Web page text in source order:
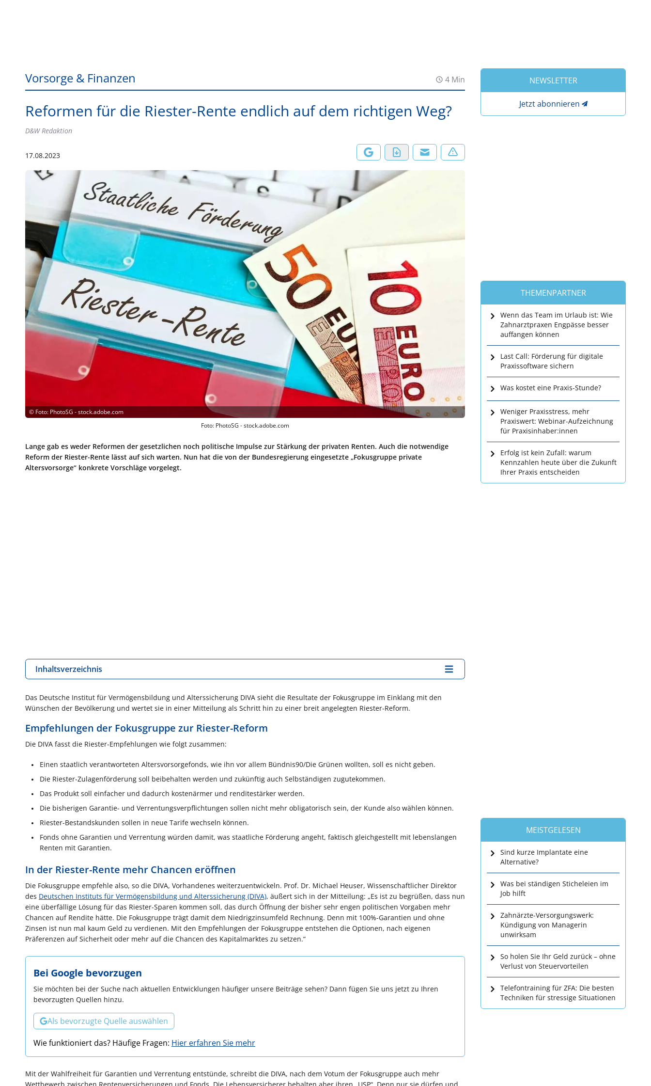
Vorsorge & Finanzen 4 Min
Reformen für die Riester-Rente endlich auf dem richtigen Weg?
D&W Redaktion
17.08.2023
© Foto: PhotoSG - stock.adobe.com
Foto: PhotoSG - stock.adobe.com
Lange gab es weder Reformen der gesetzlichen noch politische Impulse zur Stärkung der privaten Renten. Auch die notwendige
Reform der Riester-Rente lässt auf sich warten. Nun hat die von der Bundesregierung eingesetzte „Fokusgruppe private
Altersvorsorge“ konkrete Vorschläge vorgelegt.
Inhaltsverzeichnis
Das Deutsche Institut für Vermögensbildung und Alterssicherung DIVA sieht die Resultate der Fokusgruppe im Einklang mit den
Wünschen der Bevölkerung und wertet sie in einer Mitteilung als Schritt hin zu einer breit angelegten Riester-Reform.
Empfehlungen der Fokusgruppe zur Riester-Reform
Die DIVA fasst die Riester-Empfehlungen wie folgt zusammen:
Einen staatlich verantworteten Altersvorsorgefonds, wie ihn vor allem Bündnis90/Die Grünen wollten, soll es nicht geben.
Die Riester-Zulagenförderung soll beibehalten werden und zukünftig auch Selbständigen zugutekommen.
Das Produkt soll einfacher und dadurch kostenärmer und renditestärker werden.
Die bisherigen Garantie- und Verrentungsverpflichtungen sollen nicht mehr obligatorisch sein, der Kunde also wählen können.
Riester-Bestandskunden sollen in neue Tarife wechseln können.
Fonds ohne Garantien und Verrentung würden damit, was staatliche Förderung angeht, faktisch gleichgestellt mit lebenslangen
Renten mit Garantien.
In der Riester-Rente mehr Chancen eröffnen
Die Fokusgruppe empfehle also, so die DIVA, Vorhandenes weiterzuentwickeln. Prof. Dr. Michael Heuser, Wissenschaftlicher Direktor
des Deutschen Instituts für Vermögensbildung und Alterssicherung (DIVA), äußert sich in der Mitteilung: „Es ist zu begrüßen, dass nun
eine überfällige Lösung für das Riester-Sparen kommen soll, das durch Öffnung der bisher sehr engen politischen Vorgaben mehr
Chancen auf Rendite hätte. Die Fokusgruppe trägt damit dem Niedrigzinsumfeld Rechnung. Denn mit 100%-Garantien und ohne
Zinsen ist nun mal kaum Geld zu verdienen. Mit den Empfehlungen der Fokusgruppe entstehen die Optionen, nach eigenen
Präferenzen auf Sicherheit oder mehr auf die Chancen des Kapitalmarktes zu setzen.“
Bei Google bevorzugen
Sie möchten bei der Suche nach aktuellen Entwicklungen häufiger unsere Beiträge sehen? Dann fügen Sie uns jetzt zu Ihren
bevorzugten Quellen hinzu.
Als bevorzugte Quelle auswählen
Wie funktioniert das? Häufige Fragen: Hier erfahren Sie mehr
Mit der Wahlfreiheit für Garantien und Verrentung entstünde, schreibt die DIVA, nach dem Votum der Fokusgruppe auch mehr
NEWSLETTER
Jetzt abonnieren
THEMENPARTNER
Wenn das Team im Urlaub ist: Wie
Zahnarztpraxen Engpässe besser
auffangen können
Last Call: Förderung für digitale
Praxissoftware sichern
Was kostet eine Praxis-Stunde?
Weniger Praxisstress, mehr
Praxiswert: Webinar-Aufzeichnung
für Praxisinhaber:innen
Erfolg ist kein Zufall: warum
Kennzahlen heute über die Zukunft
Ihrer Praxis entscheiden
MEISTGELESEN
Sind kurze Implantate eine
Alternative?
Was bei ständigen Sticheleien im
Job hilft
Zahnärzte-Versorgungswerk:
Kündigung von Managerin
unwirksam
So holen Sie Ihr Geld zurück – ohne
Verlust von Steuervorteilen
Telefontraining für ZFA: Die besten
Techniken für stressige Situationen